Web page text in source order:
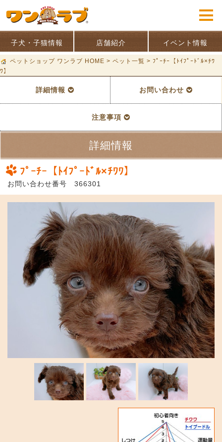
子犬・子猫情報 店舗紹介 イベント情報
ペットショップ ワンラブ HOME > ペット一覧 > ﾌﾟｰﾁｰ【ﾄｲﾌﾟｰﾄﾞﾙ×ﾁﾜ
ﾜ】
詳細情報 お問い合わせ
注意事項
詳細情報
ﾌﾟｰﾁｰ【ﾄｲﾌﾟｰﾄﾞﾙ×ﾁﾜﾜ】
お問い合わせ番号 366301